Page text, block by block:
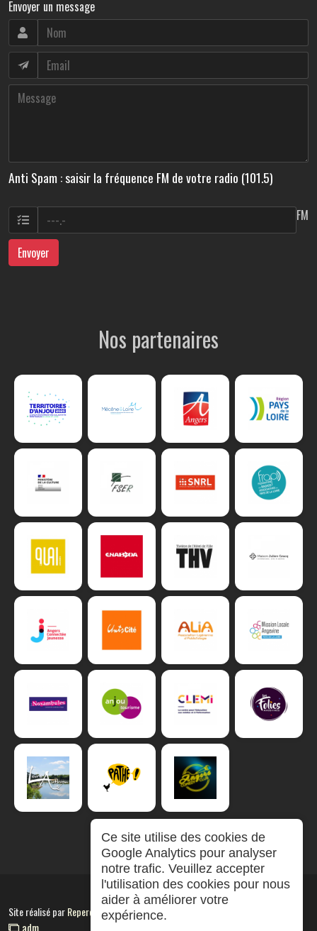
Envoyer un message
Anti Spam : saisir la fréquence FM de votre radio (101.5)
FM
Envoyer
Nos partenaires
Site réalisé parRepereCom
adm
Ce site utilise des cookies de
Google Analytics pour analyser
notre trafic. Veuillez accepter
l'utilisation des cookies pour nous
aider à améliorer votre
expérience.